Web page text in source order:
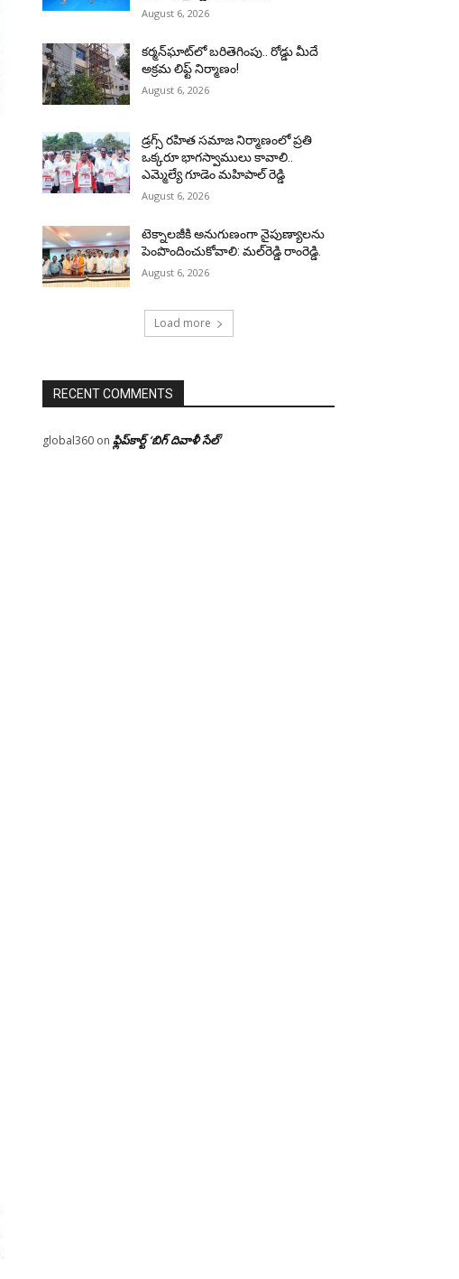
August 6, 2026
కర్మన్‌ఘాట్‌లో బరితెగింపు.. రోడ్డు మీదే
అక్రమ లిఫ్ట్ నిర్మాణం!
August 6, 2026
డ్రగ్స్ రహిత సమాజ నిర్మాణంలో ప్రతి
ఒక్కరూ భాగస్వాములు కావాలి..
ఎమ్మెల్యే గూడెం మహిపాల్ రెడ్డి
August 6, 2026
టెక్నాలజీకి అనుగుణంగా నైపుణ్యాలను
పెంపొందించుకోవాలి: మల్‌రెడ్డి రాంరెడ్డి.
August 6, 2026
Load more
RECENT COMMENTS
global360 on ఫ్లిప్‌కార్ట్ ‘బిగ్ దివాళీ సేల్’